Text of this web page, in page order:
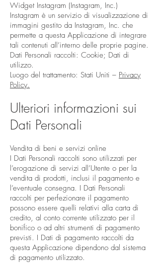
Widget Instagram (Instagram, Inc.)
Instagram è un servizio di visualizzazione di
immagini gestito da Instagram, Inc. che
permette a questa Applicazione di integrare
tali contenuti all’interno delle proprie pagine.
Dati Personali raccolti: Cookie; Dati di
utilizzo.
Luogo del trattamento: Stati Uniti – Privacy
Policy.
Ulteriori informazioni sui
Dati Personali
Vendita di beni e servizi online​
I Dati Personali raccolti sono utilizzati per
l’erogazione di servizi all’Utente o per la
vendita di prodotti, inclusi il pagamento e
l’eventuale consegna. I Dati Personali
raccolti per perfezionare il pagamento
possono essere quelli relativi alla carta di
credito, al conto corrente utilizzato per il
bonifico o ad altri strumenti di pagamento
previsti. I Dati di pagamento raccolti da
questa Applicazione dipendono dal sistema
di pagamento utilizzato.